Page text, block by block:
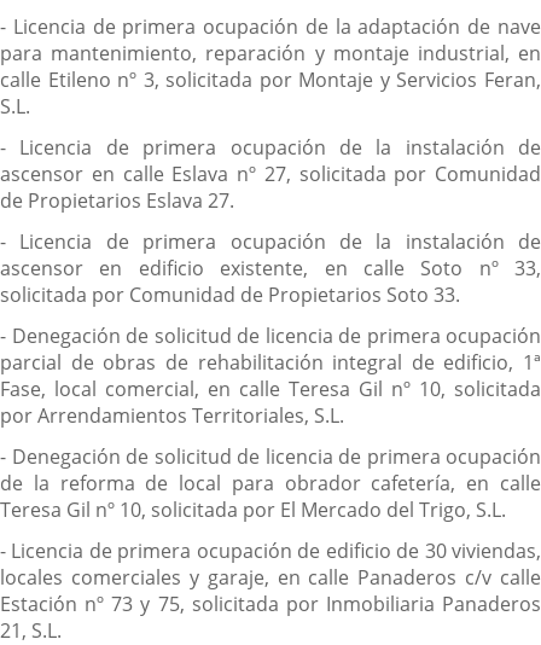
- Licencia de primera ocupación de la adaptación de nave
para mantenimiento, reparación y montaje industrial, en
calle Etileno nº 3, solicitada por Montaje y Servicios Feran,
S.L.
- Licencia de primera ocupación de la instalación de
ascensor en calle Eslava nº 27, solicitada por Comunidad
de Propietarios Eslava 27.
- Licencia de primera ocupación de la instalación de
ascensor en edificio existente, en calle Soto nº 33,
solicitada por Comunidad de Propietarios Soto 33.
- Denegación de solicitud de licencia de primera ocupación
parcial de obras de rehabilitación integral de edificio, 1ª
Fase, local comercial, en calle Teresa Gil nº 10, solicitada
por Arrendamientos Territoriales, S.L.
- Denegación de solicitud de licencia de primera ocupación
de la reforma de local para obrador cafetería, en calle
Teresa Gil nº 10, solicitada por El Mercado del Trigo, S.L.
- Licencia de primera ocupación de edificio de 30 viviendas,
locales comerciales y garaje, en calle Panaderos c/v calle
Estación nº 73 y 75, solicitada por Inmobiliaria Panaderos
21, S.L.